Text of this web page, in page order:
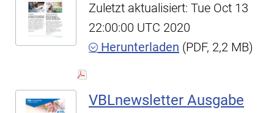
Zuletzt aktualisiert: Tue Oct 13
22:00:00 UTC 2020
Herunterladen (PDF, 2,2 MB)
VBLnewsletter Ausgabe